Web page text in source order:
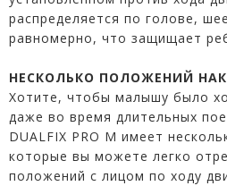
распределяется по голове,
равномерно, что защищает
НЕСКОЛЬКО ПОЛОЖЕНИЙ
Хотите, чтобы малышу было
даже во время длительных
DUALFIX PRO М имеет
которые вы можете легко
положений с лицом по ходу